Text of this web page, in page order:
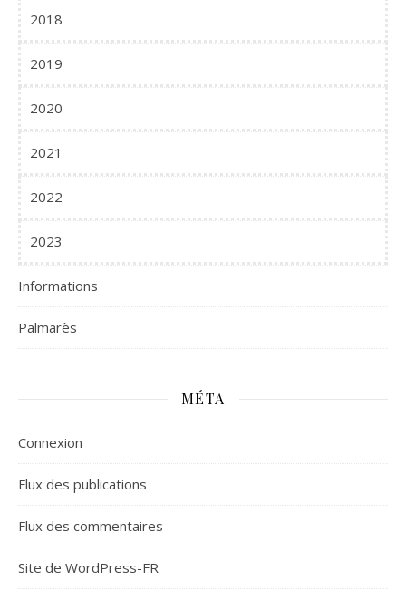
2018
2019
2020
2021
2022
2023
Informations
Palmarès
MÉTA
Connexion
Flux des publications
Flux des commentaires
Site de WordPress-FR